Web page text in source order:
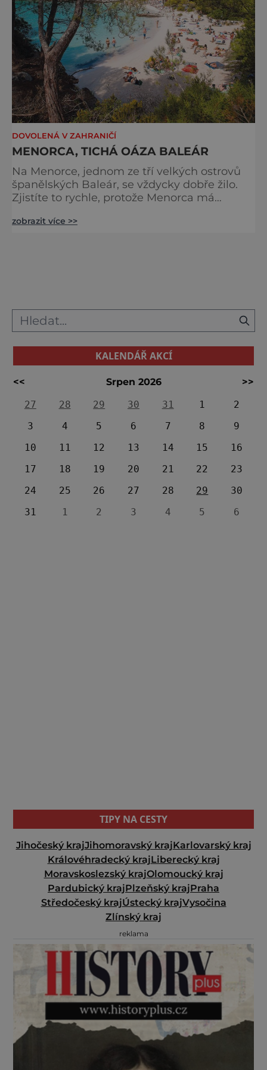
DOVOLENÁ V ZAHRANIČÍ
MENORCA, TICHÁ OÁZA BALEÁR
Na Menorce, jednom ze tří velkých ostrovů
španělských Baleár, se vždycky dobře žilo.
Zjistíte to rychle, protože Menorca má
nekonečné pláže. Jediné mínus je to, že
zobrazit více >>
KALENDÁŘ AKCÍ
<< Srpen 2026
>>
27
28 29 30 31 1
2
3
4 5 6 7 8
9
10
11 12 13 14 15
16
17
18 19 20 21 22
23
24
25 26 27 28 29
30
31
1 2 3 4 5 6
TIPY NA CESTY
Jihočeský krajJihomoravský krajKarlovarský kraj
Královéhradecký krajLiberecký kraj
Moravskoslezský krajOlomoucký kraj
Pardubický krajPlzeňský krajPraha
Středočeský krajÚstecký krajVysočina
Zlínský kraj
reklama